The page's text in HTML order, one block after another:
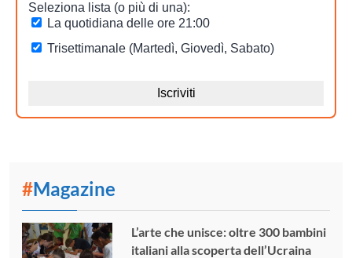
#Magazine
L’arte che unisce: oltre 300 bambini
italiani alla scoperta dell’Ucraina